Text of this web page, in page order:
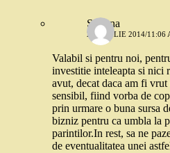
Simona
29 APRILIE 2014/11:06
Valabil si pentru noi,
investitie inteleapta si nici
avut, decat daca am fi
sensibil, fiind vorba de
prin urmare o buna sursa
bizniz pentru ca umbla la
parintilor.In rest, sa ne
de eventualitatea unei